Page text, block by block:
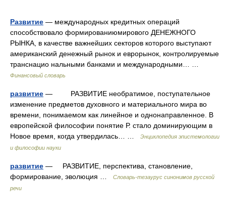
Развитие — международных кредитных операций
способствовало формированиюмирового ДЕНЕЖНОГО
РЫНКА, в качестве важнейших секторов которого выступают
американский денежный рынок и еврорынок, контролируемые
транснацио нальными банками и международными… …
Финансовый словарь
развитие — РАЗВИТИЕ необратимое, поступательное
изменение предметов духовного и материального мира во
времени, понимаемом как линейное и однонаправленное. В
европейской философии понятие Р. стало доминирующим в
Новое время, когда утвердилась… …
Энциклопедия эпистемологии
и философии науки
развитие — РАЗВИТИЕ, перспектива, становление,
формирование, эволюция …
Словарь-тезаурус синонимов русской
речи